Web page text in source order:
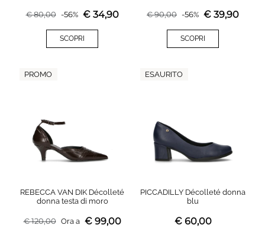
€80,00 -56% € 34,90
SCOPRI
€90,00 -56% € 39,90
SCOPRI
PROMO
REBECCA VAN DIK Décolleté
donna testa di moro
€120,00 Ora a € 99,00
ESAURITO
PICCADILLY Décolleté donna
blu
€ 60,00